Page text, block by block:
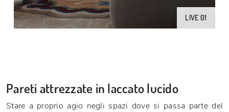
LIVE 01
Pareti attrezzate in laccato lucido
Stare a proprio agio negli spazi dove si passa parte del